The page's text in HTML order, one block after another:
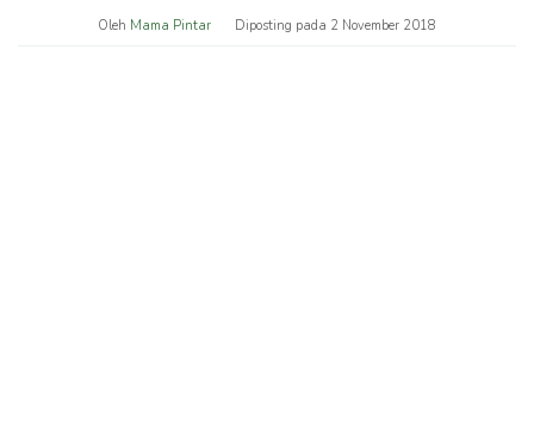
Oleh Mama Pintar Diposting pada 2 November 2018